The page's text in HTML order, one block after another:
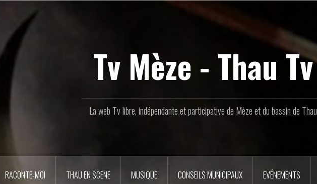
Tv Mèze - Thau Tv
La web Tv libre, indépendante et participative de Mèze et du bassin de Thau
RACONTE-MOI THAU EN SCENE MUSIQUE CONSEILS MUNICIPAUX EVÉNEMENTS